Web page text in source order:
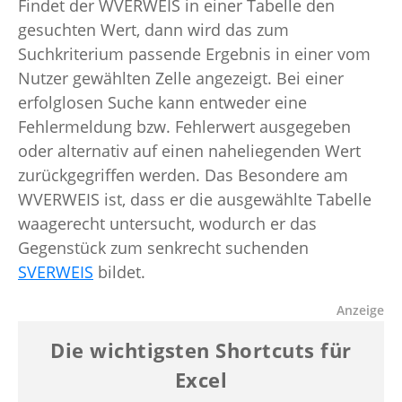
Findet der WVERWEIS in einer Tabelle den
gesuchten Wert, dann wird das zum
Suchkriterium passende Ergebnis in einer vom
Nutzer gewählten Zelle angezeigt. Bei einer
erfolglosen Suche kann entweder eine
Fehlermeldung bzw. Fehlerwert ausgegeben
oder alternativ auf einen naheliegenden Wert
zurückgegriffen werden. Das Besondere am
WVERWEIS ist, dass er die ausgewählte Tabelle
waagerecht untersucht, wodurch er das
Gegenstück zum senkrecht suchenden
SVERWEIS bildet.